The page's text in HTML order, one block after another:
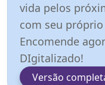
vida pelos
com seu
Encomende
DIgitalizado!
Versão